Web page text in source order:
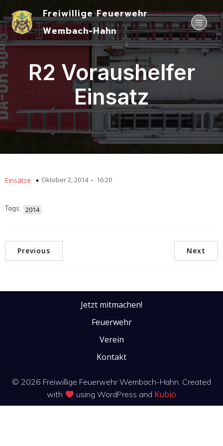
Freiwillige Feuerwehr
Wembach-Hahn
R2 Voraushelfer
Einsatz
Einsätze Oktober 2, 2014 - 16:20
Tags: 2014
Previous Next
Jetzt mitmachen!
Feuerwehr
Verein
Kontakt
© 2026 Freiwillige Feuerwehr Wembach-Hahn. Created
with
using WordPress and Kubio